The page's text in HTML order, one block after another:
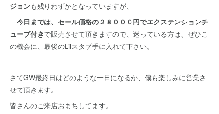
ジョンも残りわずかとなっていますが、
今日までは、セール価格の２８０００円でエクステンションチ
ューブ付きで販売させて頂きますので、迷っている方は、ぜひこ
の機会に、最後のLilスタブ手に入れて下さい。
さてGW最終日はどのような一日になるか、僕も楽しみに営業さ
せて頂きます。
皆さんのご来店おまちしてます。